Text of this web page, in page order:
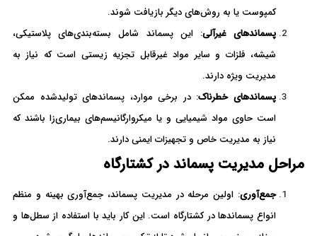
کمپوست یا به روش‌های دیگر بازیافت شوند.
پسماندهای غیرآلی: این پسماند شامل بسته‌بندی‌های پلاستیکی،
شیشه، فلزات و سایر مواد غیرقابل تجزیه زیستی است که نیاز به
مدیریت ویژه دارند.
پسماندهای خطرناک: در برخی موارد، پسماندهای تولیدشده ممکن
است حاوی مواد شیمیایی و یا میکروارگانیسم‌های بیماری‌زا باشند که
نیاز به مدیریت خاص و تجهیزات ایمنی دارند.
مراحل مدیریت پسماند در کشتارگاه
جمع‌آوری: اولین مرحله در مدیریت پسماند، جمع‌آوری بهینه و منظم
انواع پسماندها در کشتارگاه است. این کار باید با استفاده از سطل‌ها و